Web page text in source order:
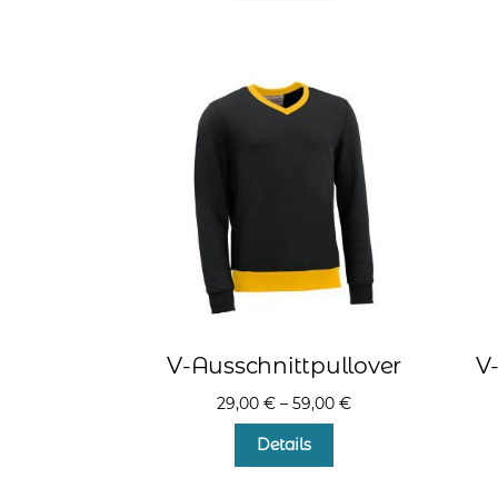
Die
Optionen
können
der
Produktseite
gewählt
werden
V-Ausschnittpullover
29,00€ –59,00€
Details